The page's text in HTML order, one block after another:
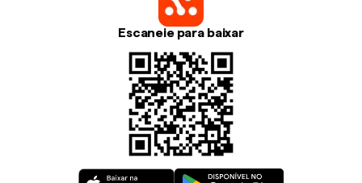
Escaneie para baixar